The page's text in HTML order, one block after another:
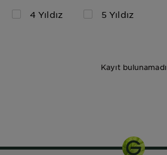
4 Yıldız
5 Yıldız
Kayıt bulunamadı